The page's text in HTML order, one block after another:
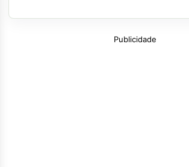
Publicidade